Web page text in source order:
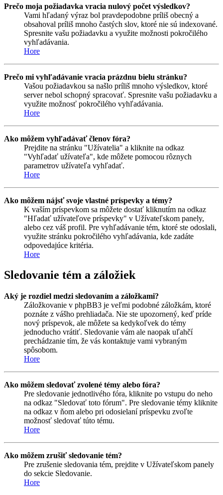
Prečo moja požiadavka vracia nulový počet výsledkov?
Vami hľadaný výraz bol pravdepodobne príliš obecný a
obsahoval príliš mnoho častých slov, ktoré nie sú indexované.
Spresnite vašu požiadavku a využite možnosti pokročilého
vyhľadávania.
Hore
Prečo mi vyhľadávanie vracia prázdnu bielu stránku?
Vašou požiadavkou sa našlo príliš mnoho výsledkov, ktoré
server nebol schopný spracovať. Spresnite vašu požiadavku a
využite možnosť pokročilého vyhľadávania.
Hore
Ako môžem vyhľadávať členov fóra?
Prejdite na stránku "Užívatelia" a kliknite na odkaz
"Vyhľadať užívateľa", kde môžete pomocou rôznych
parametrov užívateľa vyhľadať.
Hore
Ako môžem nájsť svoje vlastné príspevky a témy?
K vaším príspevkom sa môžete dostať kliknutím na odkaz
"Hľadať užívateľove príspevky" v Užívateľskom panely,
alebo cez váš profil. Pre vyhľadávanie tém, ktoré ste odoslali,
využite stránku pokročilého vyhľadávania, kde zadáte
odpovedajúce kritéria.
Hore
Sledovanie tém a záložiek
Aký je rozdiel medzi sledovaním a záložkami?
Záložkovanie v phpBB3 je veľmi podobné záložkám, ktoré
poznáte z vášho prehliadača. Nie ste upozornený, keď príde
nový príspevok, ale môžete sa kedykoľvek do témy
jednoducho vrátiť. Sledovanie vám ale naopak uľahčí
prechádzanie tím, že vás kontaktuje vami vybraným
spôsobom.
Hore
Ako môžem sledovať zvolené témy alebo fóra?
Pre sledovanie jednotlivého fóra, kliknite po vstupu do neho
na odkaz "Sledovať toto fórum". Pre sledovanie témy kliknite
na odkaz v ňom alebo pri odosielaní príspevku zvoľte
možnosť sledovať túto tému.
Hore
Ako môžem zrušiť sledovanie tém?
Pre zrušenie sledovania tém, prejdite v Užívateľskom panely
do sekcie Sledovanie.
Hore